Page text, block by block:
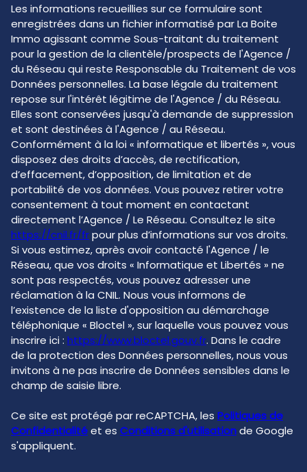
Les informations recueillies sur ce formulaire sont
enregistrées dans un fichier informatisé par La Boite
Immo agissant comme Sous-traitant du traitement
pour la gestion de la clientèle/prospects de l'Agence /
du Réseau qui reste Responsable du Traitement de vos
Données personnelles. La base légale du traitement
repose sur l'intérêt légitime de l'Agence / du Réseau.
Elles sont conservées jusqu'à demande de suppression
et sont destinées à l'Agence / au Réseau.
Conformément à la loi « informatique et libertés », vous
disposez des droits d’accès, de rectification,
d’effacement, d’opposition, de limitation et de
portabilité de vos données. Vous pouvez retirer votre
consentement à tout moment en contactant
directement l’Agence / Le Réseau. Consultez le site
https://cnil.fr/frpour plus d’informations sur vos droits.
Si vous estimez, après avoir contacté l'Agence / le
Réseau, que vos droits « Informatique et Libertés » ne
sont pas respectés, vous pouvez adresser une
réclamation à la CNIL. Nous vous informons de
l’existence de la liste d'opposition au démarchage
téléphonique « Bloctel », sur laquelle vous pouvez vous
inscrire ici : https://www.bloctel.gouv.fr. Dans le cadre
de la protection des Données personnelles, nous vous
invitons à ne pas inscrire de Données sensibles dans le
champ de saisie libre.
Ce site est protégé par reCAPTCHA, les Politiques de
Confidentialitéet es Conditions d'utilisationde Google
s'appliquent.